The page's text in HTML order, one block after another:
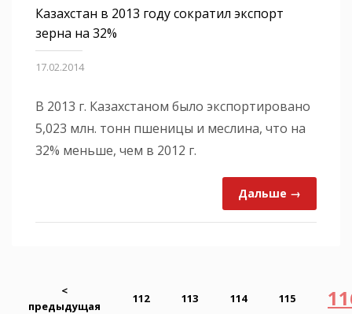
Казахстан в 2013 году сократил экспорт
зерна на 32%
17.02.2014
В 2013 г. Казахстаном было экспортировано
5,023 млн. тонн пшеницы и меслина, что на
32% меньше, чем в 2012 г.
Дальше →
<
предыдущая
112 113 114 115